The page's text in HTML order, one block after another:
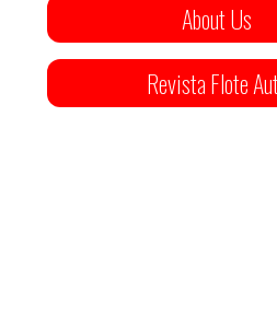
About Us
Revista Flote